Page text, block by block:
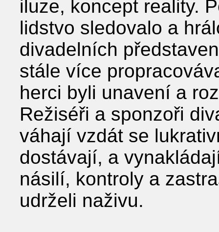
iluze, koncept reality.
lidstvo sledovalo a
divadelních
stále více
herci byli unavení a
Režiséři a sponzoři
váhají vzdát se
dostávají, a
násilí, kontroly a
udrželi naživu.